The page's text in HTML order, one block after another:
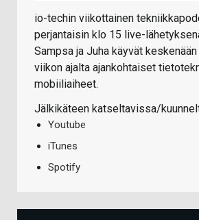
io-techin viikottainen
perjantaisin klo 15 live-
Sampsa ja Juha käyvät
viikon ajalta ajankohtaiset
mobiiliaiheet.
Jälkikäteen katseltavissa/
Youtube
iTunes
Spotify